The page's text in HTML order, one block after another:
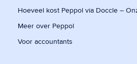
Hoeveel kost Peppol via Doccle –
Meer over Peppol
Voor accountants